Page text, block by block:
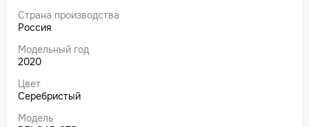
Страна производства
Россия
Модельный год
2020
Цвет
Серебристый
Модель